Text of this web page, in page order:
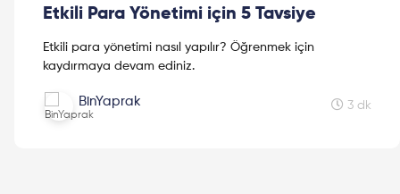
Etkili Para Yönetimi için 5 Tavsiye
Etkili para yönetimi nasıl yapılır? Öğrenmek için
kaydırmaya devam ediniz.
BinYaprak 3 dk